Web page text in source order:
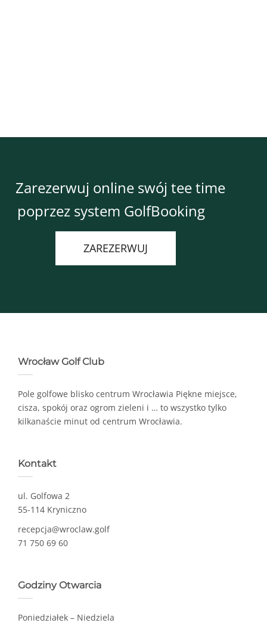
Zarezerwuj online swój tee time
poprzez system GolfBooking
ZAREZERWUJ
Wrocław Golf Club
Pole golfowe blisko centrum Wrocławia Piękne miejsce,
cisza, spokój oraz ogrom zieleni i … to wszystko tylko
kilkanaście minut od centrum Wrocławia.
Kontakt
ul. Golfowa 2
55-114 Kryniczno
recepcja@wroclaw.golf
71 750 69 60
Godziny Otwarcia
Poniedziałek – Niedziela